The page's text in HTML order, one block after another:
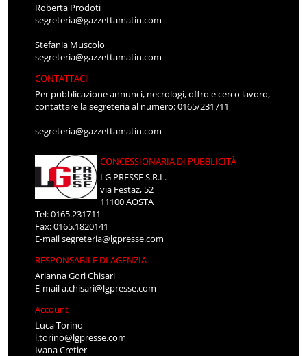
Roberta Prodoti
segreteria@gazzettamatin.com
Stefania Muscolo
segreteria@gazzettamatin.com
CONTATTACI
Per pubblicazione annunci, necrologi, offro e cerco lavoro,
contattare la segreteria al numero: 0165/231711
segreteria@gazzettamatin.com
CONCESSIONARIA DI PUBBLICITÀ
LG PRESSE S.R.L.
via Festaz, 52
11100 AOSTA
Tel: 0165.231711
Fax: 0165.1820141
E-mailsegreteria@lgpresse.com
RESPONSABILE DI AGENZIA
Arianna Gori Chisari
E-maila.chisari@lgpresse.com
Account
Luca Torino
l.torino@lgpresse.com
Ivana Cretier